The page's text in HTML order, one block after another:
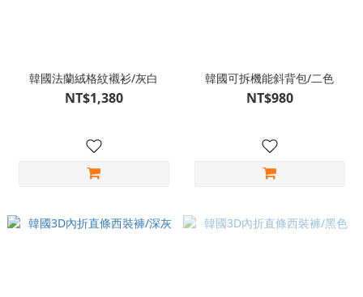
韓國法蘭絨格紋襯衫/灰白
NT$1,380
韓國可拆機能斜背包/二色
NT$980